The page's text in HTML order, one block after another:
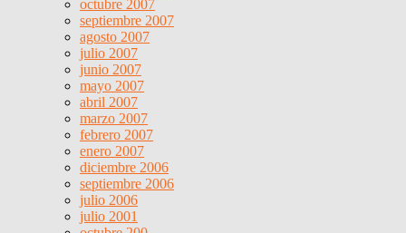
octubre 2007
septiembre 2007
agosto 2007
julio 2007
junio 2007
mayo 2007
abril 2007
marzo 2007
febrero 2007
enero 2007
diciembre 2006
septiembre 2006
julio 2006
julio 2001